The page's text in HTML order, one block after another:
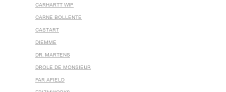
CARHARTT WIP
CARNE BOLLENTE
CASTART
DIEMME
DR. MARTENS
DROLE DE MONSIEUR
FAR AFIELD